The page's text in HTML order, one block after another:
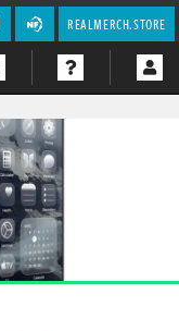
REALMERCH.STORE